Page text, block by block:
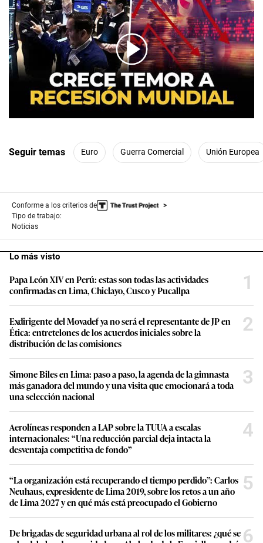
00:00 02:46
Seguir temas Euro Guerra Comercial Unión Europea
Conforme a los criterios de
Tipo de trabajo:
Noticias
Lo más visto
Papa León XIV en Perú: estas son todas las actividades
confirmadas en Lima, Chiclayo, Cusco y Pucallpa
1
Exdirigente del Movadef ya no será el representante de JP en
Ética: entretelones de los acuerdos iniciales sobre la
distribución de las comisiones
2
Simone Biles en Lima: paso a paso, la agenda de la gimnasta
más ganadora del mundo y una visita que emocionará a toda
una selección nacional
3
Aerolíneas responden a LAP sobre la TUUA a escalas
internacionales: “Una reducción parcial deja intacta la
desventaja competitiva de fondo”
4
“La organización está recuperando el tiempo perdido”: Carlos
Neuhaus, expresidente de Lima 2019, sobre los retos a un año
de Lima 2027 y en qué más está preocupado el Gobierno
5
De brigadas de seguridad urbana al rol de los militares: ¿qué se 6